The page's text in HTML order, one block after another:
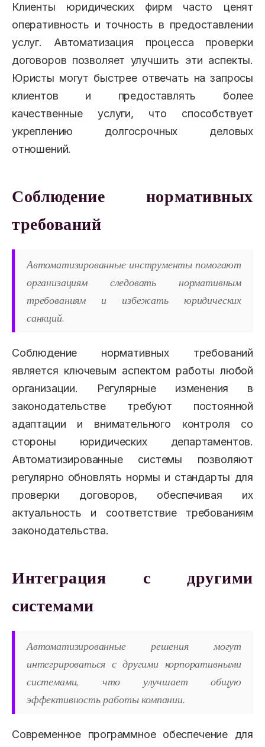
Клиенты юридических фирм часто ценят
оперативность и точность в предоставлении
услуг. Автоматизация процесса проверки
договоров позволяет улучшить эти аспекты.
Юристы могут быстрее отвечать на запросы
клиентов и предоставлять более
качественные услуги, что способствует
укреплению долгосрочных деловых
отношений.
Соблюдение нормативных
требований
Автоматизированные инструменты помогают
организациям следовать нормативным
требованиям и избежать юридических
санкций.
Соблюдение нормативных требований
является ключевым аспектом работы любой
организации. Регулярные изменения в
законодательстве требуют постоянной
адаптации и внимательного контроля со
стороны юридических департаментов.
Автоматизированные системы позволяют
регулярно обновлять нормы и стандарты для
проверки договоров, обеспечивая их
актуальность и соответствие требованиям
законодательства.
Интеграция с другими
системами
Автоматизированные решения могут
интегрироваться с другими корпоративными
системами, что улучшает общую
эффективность работы компании.
Современное программное обеспечение для